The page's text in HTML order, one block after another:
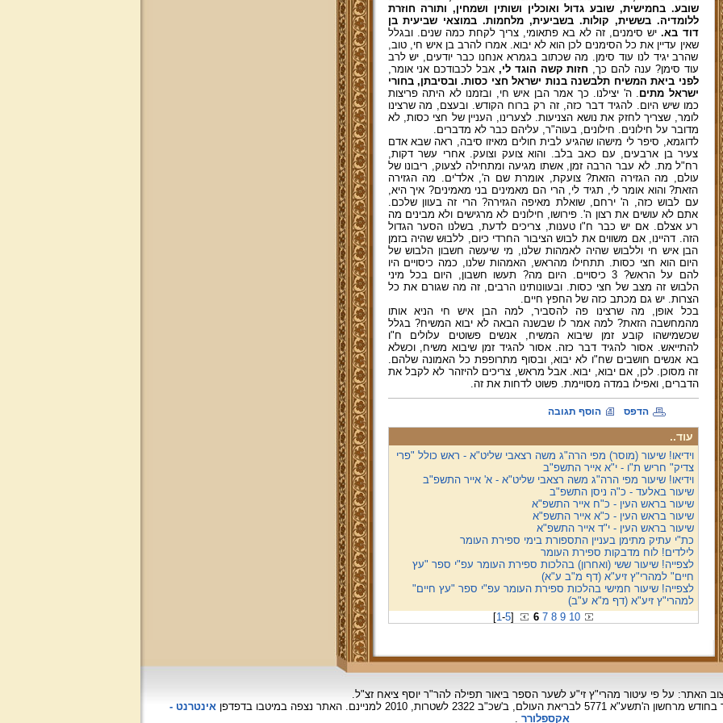
שובע. בחמישית, שובע גדול ואוכלין ושותין ושמחין, ותורה חוזרת
ללומדיה. בששית, קולות. בשביעית, מלחמות. במוצאי שביעית בן
דוד בא.יש סימנים, זה לא בא פתאומי, צריך לקחת כמה שנים. ובגלל
שאין עדיין את כל הסימנים לכן הוא לא יבוא. אמרו להרב בן איש חי, טוב,
שהרב יגיד לנו עוד סימן. מה שכתוב בגמרא אנחנו כבר יודעים, יש לרב
עוד סימן? ענה להם כך, חזות קשה הוגד לי, אבל לכבודכם אני אומר,
לפני ביאת המשיח תלבשנה בנות ישראל חצי כסות. ובסיבתן, בחורי
ישראל מתים. ה' יצילנו. כך אמר הבן איש חי, ובזמנו לא היתה פריצות
כמו שיש היום. להגיד דבר כזה, זה רק ברוח הקודש. ובעצם, מה שרצינו
לומר, שצריך לחזק את נושא הצניעות. לצערינו, העניין של חצי כסות, לא
מדובר על חילונים. חילונים, בעוה"ר, עליהם כבר לא מדברים.
לדוגמא, סיפר לי מישהו שהגיע לבית חולים מאיזו סיבה, ראה שבא אדם
צעיר בן ארבעים, עם כאב בלב. והוא צועק וצועק. אחרי עשר דקות,
רח"ל מת. לא עבר הרבה זמן, אשתו מגיעה ומתחילה לצעוק, ריבונו של
עולם, מה הגזירה הזאת? צועקת, אומרת שם ה', אלד'ים. מה הגזירה
הזאת? והוא אומר לי, תגיד לי, הרי הם מאמינים בני מאמינים? איך היא,
עם לבוש כזה, ה' ירחם, שואלת מאיפה הגזירה? הרי זה בעוון שלכם.
אתם לא עושים את רצון ה'. פירושו, חילונים לא מרגישים ולא מבינים מה
רע אצלם. אם יש כבר ח"ו טענות, צריכים לדעת, בשלנו הסער הגדול
הזה. דהיינו, אם משווים את לבוש הציבור החרדי כיום, ללבוּש שהיה בזמן
הבן איש חי וללבוש שהיה לאמהות שלנו, מי שיעשה חשבון הלבוש של
היום הוא חצי כסות. תתחילו מהראש, האמהות שלנו, כמה כיסויים היו
להם על הראש? 3 כיסויים. היום מה? תעשו חשבון, היום בכל מיני
הלבוש זה מצב של חצי כסות. ובעוונותינו הרבים, זה מה שגורם את כל
הצרות. יש גם מכתב כזה של החפץ חיים.
בכל אופן, מה שרצינו פה להסביר, למה הבן איש חי הניא אותו
מהמחשבה הזאת? למה אמר לו שבשנה הבאה לא יבוא המשיח? בגלל
שכשמישהו קובע זמן שיבוא המשיח, אנשים פשוטים עלולים ח"ו
להתייאש. אסור להגיד דבר כזה. אסור להגיד זמן שיבוא משיח, וכשלא
בא אנשים חושבים שח"ו לא יבוא, ובסוף מתרופפת כל האמונה שלהם.
זה מסוכן. לכן, אם יבוא, יבוא. אבל מראש, צריכים להיזהר לא לקבל את
הדברים, ואפילו במדה מסויימת. פשוט לדחות את זה.
הדפס הוסף תגובה
עוד..
וידיאו! שיעור (מוסר) מפי הרה"ג משה רצאבי שליט"א - ראש כולל "פרי
צדיק" חריש ת"ו - י"א אייר התשפ"ב
וידיאו! שיעור מפי הרה"ג משה רצאבי שליט"א - א' אייר התשפ"ב
שיעור באלעד - כ"ה ניסן התשפ"ב
שיעור בראש העין - כ"ח אייר התשפ"א
שיעור בראש העין - כ"א אייר התשפ"א
שיעור בראש העין - י"ד אייר התשפ"א
כת"י עתיק מתימן בעניין התספורת בימי ספירת העומר
לילדים! לוח מדבקות ספירת העומר
לצפייה! שיעור ששי (ואחרון) בהלכות ספירת העומר עפ"י ספר "עץ
חיים" למהרי"ץ זיע"א (דף מ"ב ע"א)
לצפייה! שיעור חמישי בהלכות ספירת העומר עפ"י ספר "עץ חיים"
למהרי"ץ זיע"א (דף מ"א ע"ב)
[1-5] 6 7 8 9 10
האתר: על פי עיטור מהרי"ץ זי"ע לשער הספר ביאור תפילה להר"ר יוסף ציאח זצ"ל.
בחודש מרחשוןה'תשע"א 5771 לבריאת העולם, ב'שכ"ב 2322 לשטרות, 2010 למניינם. האתר נצפהבמיטבו בדפדפןאינטרנט -
אקספלורר .